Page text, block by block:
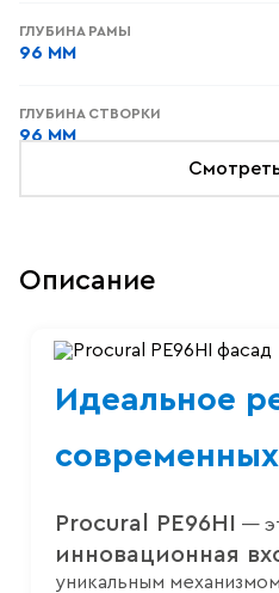
ГЛУБИНА РАМЫ
96 ММ
ГЛУБИНА СТВОРКИ
96 ММ
МАКС. РАЗМЕРЫ СТВОРКИ
МАКС. ВЕС СТВОРКИ
ВОЗДУХОПРОНИЦАЕМОСТЬ
КЛАСС 8A
ВЕТРОВАЯ НАГРУЗКА
КЛАСС C2
Описание
Идеальное
Procural PE96HI —
инновационная
уникальным